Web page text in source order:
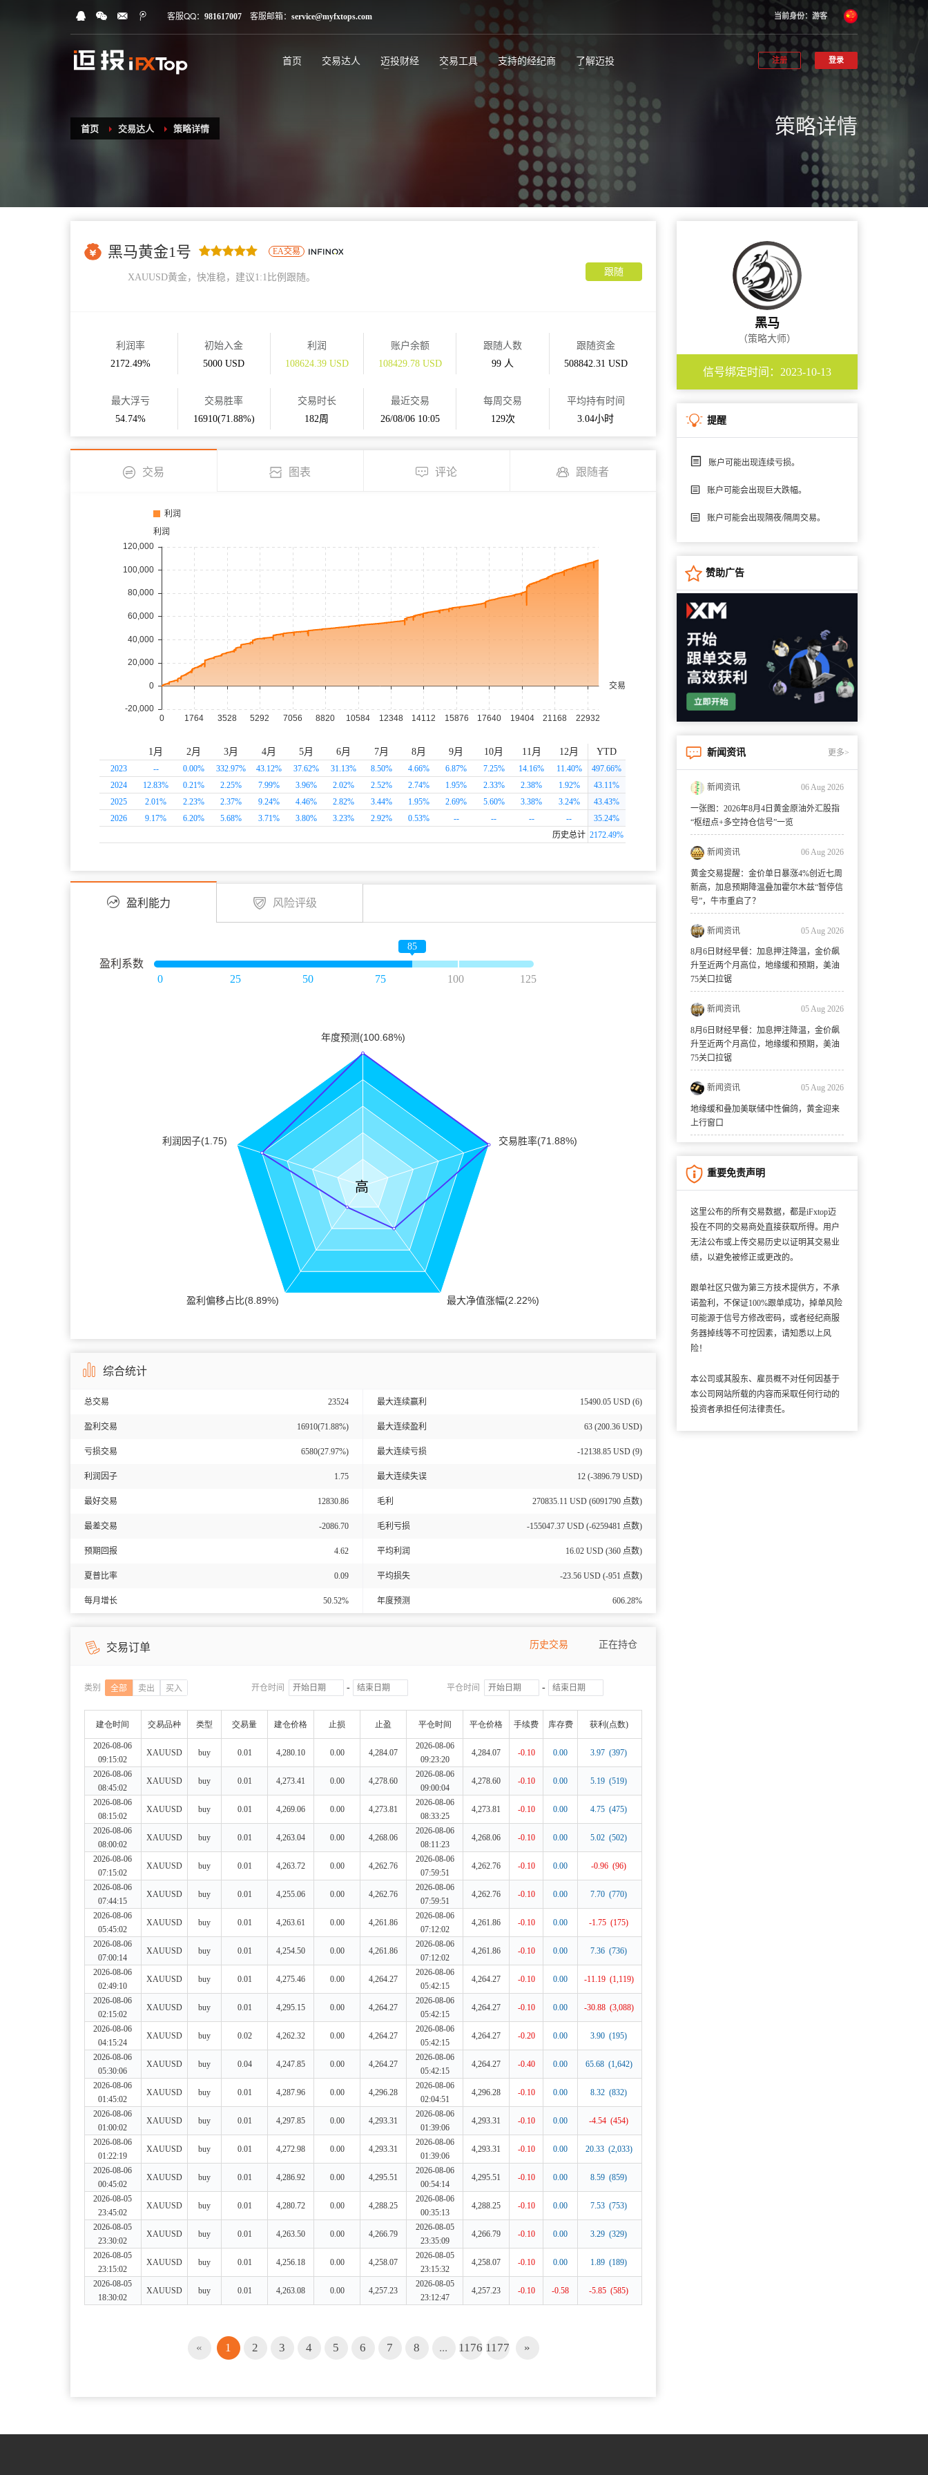
客服QQ： 981617007 客服邮箱： service@myfxtops.com 当前身份：游客
首页 交易达人 迈投财经 交易工具 支持的经纪商 了解迈投 注册 登录
首页 交易达人 策略详情 策略详情
跟随
黑马黄金1号 EA交易
XAUUSD黄金，快准稳，建议1:1比例跟随。
利润率
2172.49%
初始入金
5000 USD
利润
108624.39 USD
账户余额
108429.78 USD
跟随人数
99 人
跟随资金
508842.31 USD
最大浮亏
54.74%
交易胜率
16910(71.88%)
交易时长
182周
最近交易
26/08/06 10:05
每周交易
129次
平均持有时间
3.04小时
交易 图表 评论 跟随者
利润
1月 2月 3月 4月 5月 6月 7月 8月 9月 10月 11月 12月 YTD
2023 -- 0.00% 332.97% 43.12% 37.62% 31.13% 8.50% 4.66% 6.87% 7.25% 14.16% 11.40% 497.66%
2024
12.83% 0.21% 2.25% 7.99% 3.96% 2.02% 2.52% 2.74% 1.95% 2.33% 2.38% 1.92% 43.11%
2025
2.01% 2.23% 2.37% 9.24% 4.46% 2.82% 3.44% 1.95% 2.69% 5.60% 3.38% 3.24% 43.43%
2026
9.17% 6.20% 5.68% 3.71% 3.80% 3.23% 2.92% 0.53% -- -- -- -- 35.24%
历史总计 2172.49%
盈利能力 风险评级
盈利系数
85
0 25 50 75 100 125
高
综合统计
总交易 23524
盈利交易 16910(71.88%)
亏损交易 6580(27.97%)
利润因子 1.75
最好交易 12830.86
最差交易 -2086.70
预期回报 4.62
夏普比率 0.09
每月增长 50.52%
最大连续赢利 15490.05 USD (6)
最大连续盈利 63 (200.36 USD)
最大连续亏损 -12138.85 USD (9)
最大连续失误 12 (-3896.79 USD)
毛利 270835.11 USD (6091790点数)
毛利亏损 -155047.37USD (-6259481 点数)
平均利润 16.02USD (360点数)
平均损失 -23.56USD (-951 点数)
年度预测 606.28%
交易订单 历史交易 正在持仓
类别 全部 卖出 买入 开仓时间 - 平仓时间 -
黑马
（策略大师）
信号绑定时间：2023-10-13
提醒
账户可能出现连续亏损。
账户可能会出现巨大跌幅。
账户可能会出现隔夜/隔周交易。
赞助广告
新闻资讯 更多>
新闻资讯 06 Aug 2026
一张图：2026年8月4日黄金原油外汇股指
“枢纽点+多空持仓信号”一览
新闻资讯 06 Aug 2026
黄金交易提醒：金价单日暴涨4%创近七周
新高，加息预期降温叠加霍尔木兹“暂停信
号”，牛市重启了？
新闻资讯 05 Aug 2026
8月6日财经早餐：加息押注降温，金价飙
升至近两个月高位，地缘缓和预期，美油
75关口拉锯
新闻资讯 05 Aug 2026
8月6日财经早餐：加息押注降温，金价飙
升至近两个月高位，地缘缓和预期，美油
75关口拉锯
新闻资讯 05 Aug 2026
地缘缓和叠加美联储中性偏鸽，黄金迎来
上行窗口
重要免责声明
这里公布的所有交易数据，都是iFxtop迈
投在不同的交易商处直接获取所得。用户
无法公布或上传交易历史以证明其交易业
绩，以避免被修正或更改的。
跟单社区只做为第三方技术提供方，不承
诺盈利，不保证100%跟单成功，掉单风险
可能源于信号方修改密码，或者经纪商服
务器掉线等不可控因素，请知悉以上风
险！
本公司或其股东、雇员概不对任何因基于
本公司网站所载的内容而采取任何行动的
投资者承担任何法律责任。